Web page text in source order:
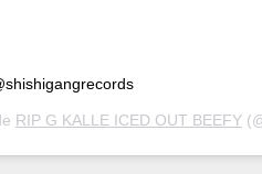
RIP G KALLE ICED OUT BEEFY